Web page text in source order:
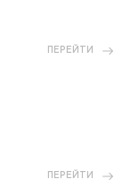
ПЕРЕЙТИ
ПЕРЕЙТИ